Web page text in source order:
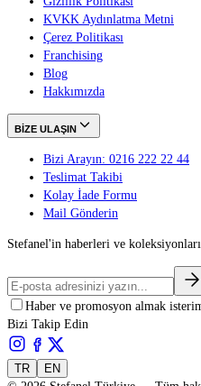
KVKK Aydınlatma Metni
Çerez Politikası
Franchising
Blog
Hakkımızda
BİZE ULAŞIN
Bizi Arayın: 0216 222 22 44
Teslimat Takibi
Kolay İade Formu
Mail Gönderin
Stefanel'in haberleri ve
Haber ve promosyon almak
Bizi Takip Edin
TR
EN